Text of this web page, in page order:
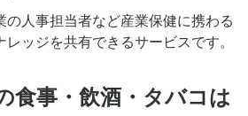
の人事担当者など産業保健に携わる
ッジを共有できるサービスです。
食事・飲酒・タバコは